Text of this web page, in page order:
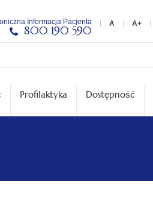
Informacja Pacjenta
800 190 590
Profilaktyka Dostępność